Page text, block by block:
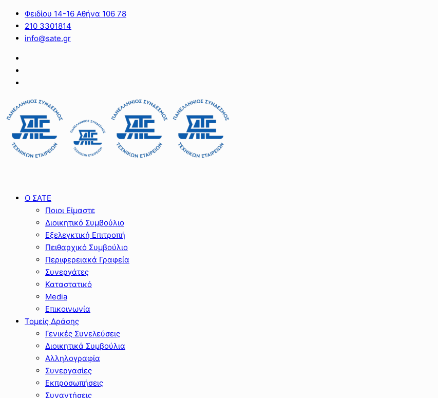
Φειδίου 14-16 Αθήνα 106 78
210 3301814
info@sate.gr
Ο ΣΑΤΕ
Ποιοι Είμαστε
Διοικητικό Συμβούλιο
Εξελεγκτική Επιτροπή
Πειθαρχικό Συμβούλιο
Περιφερειακά Γραφεία
Συνεργάτες
Καταστατικό
Media
Επικοινωνία
Τομείς Δράσης
Γενικές Συνελεύσεις
Διοικητικά Συμβούλια
Αλληλογραφία
Συνεργασίες
Εκπροσωπήσεις
Συναντήσεις